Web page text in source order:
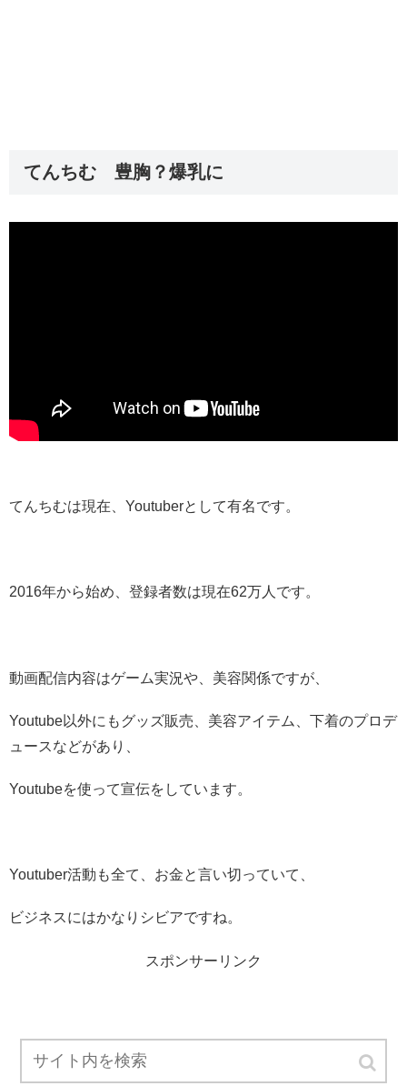
てんちむ 豊胸？爆乳に
てんちむは現在、Youtuberとして有名です。
2016年から始め、登録者数は現在62万人です。
動画配信内容はゲーム実況や、美容関係ですが、
Youtube以外にもグッズ販売、美容アイテム、下着のプロデ
ュースなどがあり、
Youtubeを使って宣伝をしています。
Youtuber活動も全て、お金と言い切っていて、
ビジネスにはかなりシビアですね。
スポンサーリンク